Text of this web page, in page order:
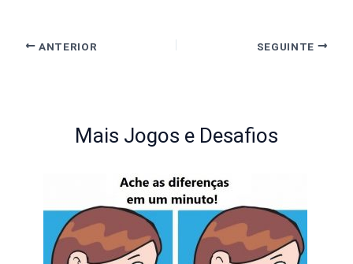
ANTERIOR SEGUINTE
Mais Jogos e Desafios